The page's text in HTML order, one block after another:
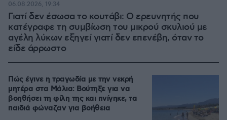
Γιατί δεν έσωσα το κουτάβι: Ο ερευνητής που
κατέγραφε τη συμβίωση του μικρού σκυλιού με
αγέλη λύκων εξηγεί γιατί δεν επενέβη, όταν το
είδε άρρωστο
06.08.2026, 19:34
Πώς έγινε η τραγωδία με την νεκρή
μητέρα στα Μάλια: Βούτηξε για να
βοηθήσει τη φίλη της και πνίγηκε, τα
παιδιά φώναζαν για βοήθεια